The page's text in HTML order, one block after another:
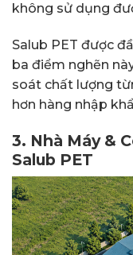
không sử dụng
Salub PET được
ba điểm nghẽn
soát chất lượng
hơn hàng nhập
3. Nhà Máy &
Salub PET